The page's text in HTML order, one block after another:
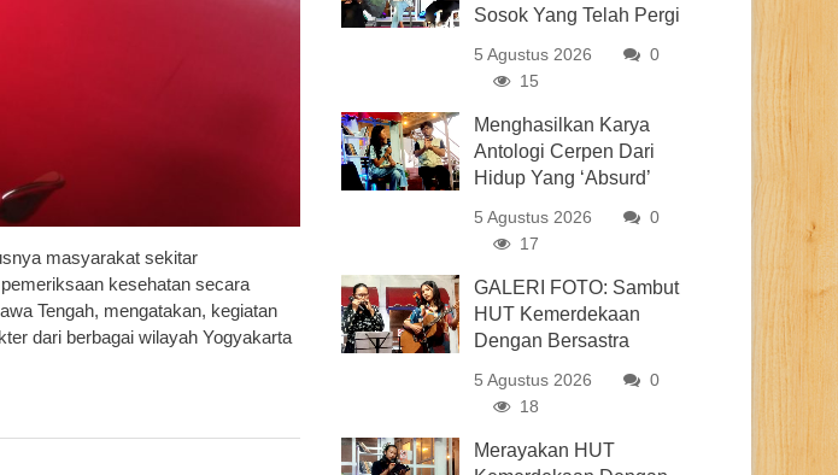
masyarakat sekitar
kesehatan secara
Tengah, mengatakan, kegiatan
dari berbagai wilayah Yogyakarta
Sosok Yang Telah Pergi
5 Agustus 2026
0
15
Menghasilkan Karya
Antologi Cerpen Dari
Hidup Yang ‘Absurd’
5 Agustus 2026
0
17
GALERI FOTO: Sambut
HUT Kemerdekaan
Dengan Bersastra
5 Agustus 2026
0
18
Merayakan HUT